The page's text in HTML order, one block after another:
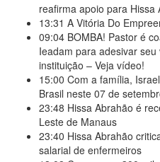
reafirma apoio para Hissa
13:31 A Vitória Do
09:04 BOMBA! Pastor é
Ieadam para adesivar
instituição – Veja vídeo!
15:00 Com a família,
Brasil neste 07 de
23:48 Hissa Abrahão é
Leste de Manaus
23:40 Hissa Abrahão
salarial de enfermeiros